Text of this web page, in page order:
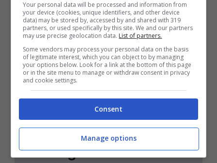
13:15 01 Maggio
DL Lavoro, ministro
Calderone:
"Approvato, con
importanti interventi a
sostegno delle
Your personal data will be processed and information from
your device (cookies, unique identifiers, and other device
data) may be stored by, accessed by and shared with 319
partners, or used specifically by this site. We and our partners
may use precise geolocation data. List of partners.
Some vendors may process your personal data on the basis
of legitimate interest, which you can object to by managing
your options below. Look for a link at the bottom of this page
or in the site menu to manage or withdraw consent in privacy
and cookie settings.
Consent
Manage options